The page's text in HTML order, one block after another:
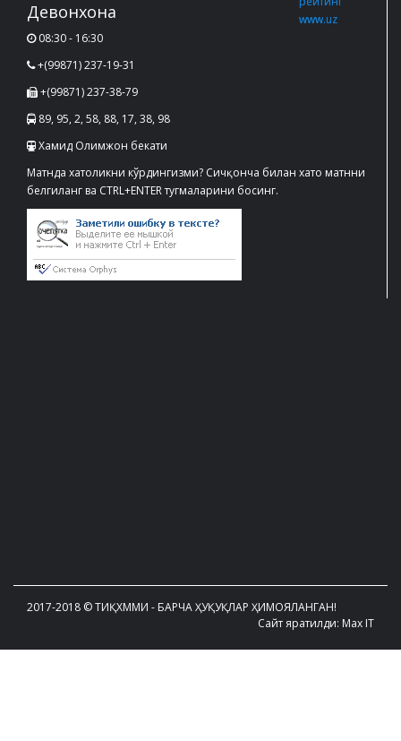
Девонхона
08:30 - 16:30
+(99871) 237-19-31
+(99871) 237-38-79
89, 95, 2, 58, 88, 17, 38, 98
Хамид Олимжон бекати
Матнда хатоликни кўрдингизми? Сичқонча билан хато матнни
белгиланг ва CTRL+ENTER тугмаларини босинг.
2017-2018 © ТИҚХММИ - БАРЧА ҲУҚУҚЛАР ҲИМОЯЛАНГАН!
Сайт яратилди: Max IT